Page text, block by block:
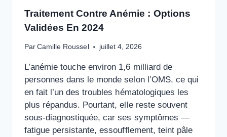
Traitement Contre Anémie : Options
Validées En 2024
Par Camille Roussel juillet 4, 2026
L’anémie touche environ 1,6 milliard de
personnes dans le monde selon l’OMS, ce qui
en fait l’un des troubles hématologiques les
plus répandus. Pourtant, elle reste souvent
sous-diagnostiquée, car ses symptômes —
fatigue persistante, essoufflement, teint pâle